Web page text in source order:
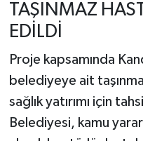
TAŞINMAZ
EDİLDİ
Proje kapsamında
belediyeye ait
sağlık yatırımı için
Belediyesi, kamu